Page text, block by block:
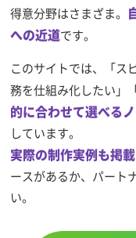
得意分野はさまざま。
への近道です。
このサイトでは、「ス
務を仕組み化したい」
的に合わせて選べる
しています。
実際の制作実例も掲載
ースがあるか、パート
い。